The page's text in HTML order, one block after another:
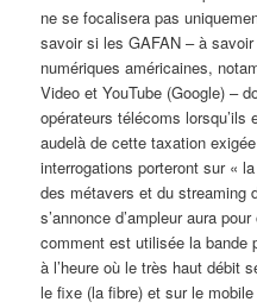
ne se focalisera pas
savoir si les GAFAN – à
numériques américaines,
Video et YouTube (Google) –
opérateurs télécoms
audelà de cette taxation
interrogations porteront sur «
des métavers et du streaming
s’annonce d’ampleur aura
comment est utilisée la bande
à l’heure où le très haut débit
le fixe (la fibre) et sur le